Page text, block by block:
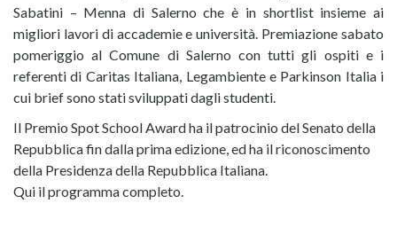
Sabatini – Menna di Salerno che è in shortlist insieme ai
migliori lavori di accademie e università. Premiazione sabato
pomeriggio al Comune di Salerno con tutti gli ospiti e i
referenti di Caritas Italiana, Legambiente e Parkinson Italia i
cui brief sono stati sviluppati dagli studenti.
Il Premio Spot School Award ha il patrocinio del Senato della
Repubblica fin dalla prima edizione, ed ha il riconoscimento
della Presidenza della Repubblica Italiana.
Qui il programma completo.